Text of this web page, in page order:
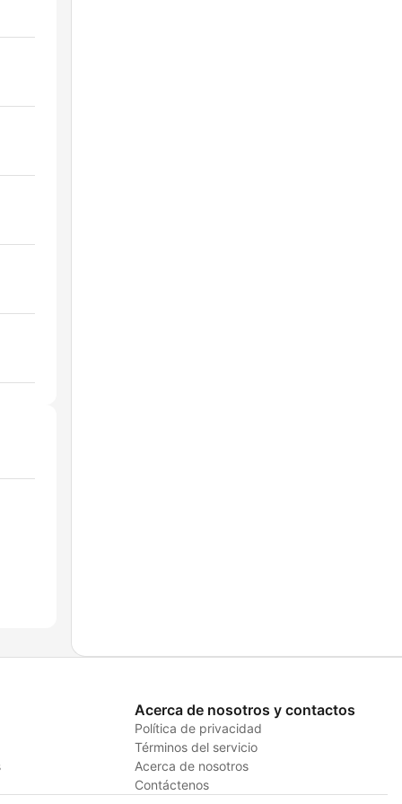
Acerca de nosotros y contactos
Política de privacidad
Términos del servicio
Acerca de nosotros
Contáctenos